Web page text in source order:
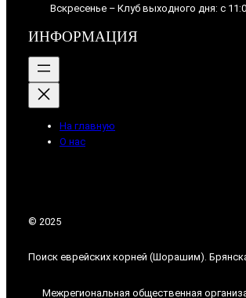
Вскресенье – Клуб выходного дня: с
ИНФОРМАЦИЯ
На главную
О нас
© 2025
Поиск еврейских корней (Шорашим).
Межрегиональная общественная